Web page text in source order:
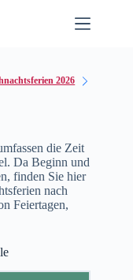
2026
die Zeit
Da Beginn und
finden Sie hier
nach
Feiertagen,